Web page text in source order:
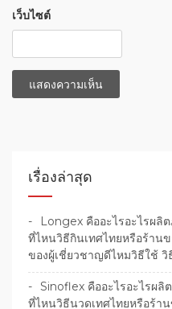
เว็บไซต์
เรื่องล่าสุด
Longex คืออะไรอะไรผ
ที่ไหนวิธีกินเทศไทยหรือร้าน
ของผู้เชี่ยวชาญดีไหมวิธีใช้ วิ
Sinoflex คืออะไรอะไรผ
ที่ไหนวิธีนวดเทศไทยหรือร้า